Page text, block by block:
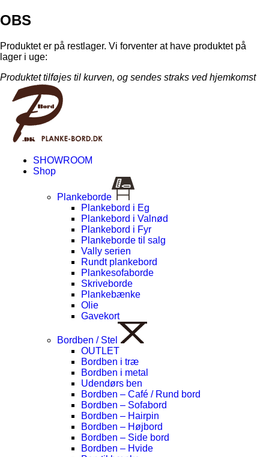
OBS
Produktet er på restlager. Vi forventer at have produktet på
lager i uge:
Produktet tilføjes til kurven, og sendes straks ved hjemkomst
SHOWROOM
Shop
Plankeborde
Plankebord i Eg
Plankebord i Valnød
Plankebord i Fyr
Plankeborde til salg
Vally serien
Rundt plankebord
Plankesofaborde
Skriveborde
Plankebænke
Olie
Gavekort
Bordben / Stel
OUTLET
Bordben i træ
Bordben i metal
Udendørs ben
Bordben – Café / Rund bord
Bordben – Sofabord
Bordben – Hairpin
Bordben – Højbord
Bordben – Side bord
Bordben – Hvide